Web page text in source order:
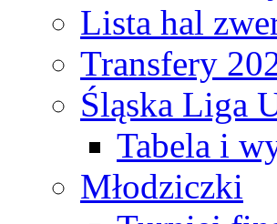
Lista hal
Transfery
Śląska Liga
Tabela i
Młodziczki